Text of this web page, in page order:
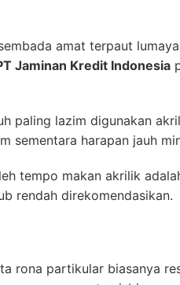
amat terpaut
Jaminan Kredit Indonesia
paling lazim digunakan
sementara harapan jauh
tempo makan akrilik
rendah direkomendasikan.
rona partikular biasanya